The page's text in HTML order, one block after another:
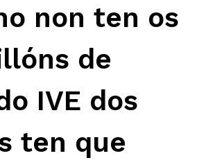
non ten os
de
IVE dos
ten que